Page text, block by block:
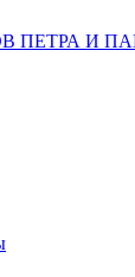
И